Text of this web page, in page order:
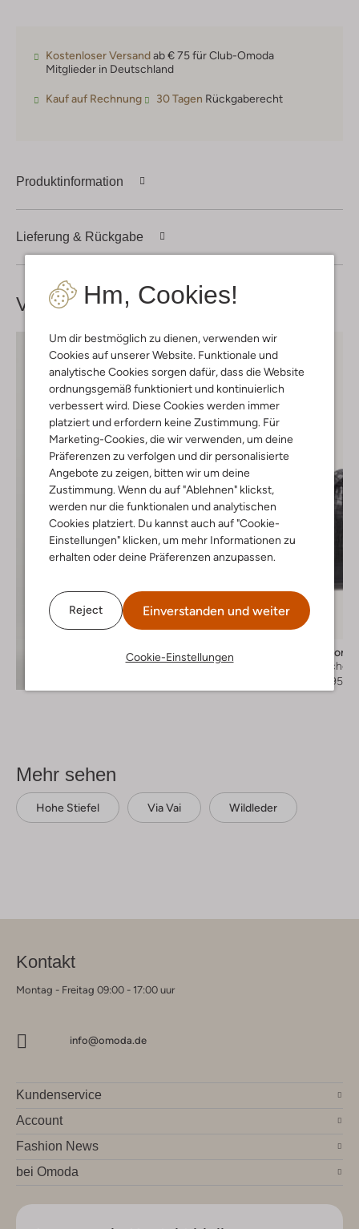
Hm, Cookies!
Um dir bestmöglich zu dienen, verwenden wir
Cookies auf unserer Website. Funktionale und
analytische Cookies sorgen dafür, dass die Website
ordnungsgemäß funktioniert und kontinuierlich
verbessert wird. Diese Cookies werden immer
platziert und erfordern keine Zustimmung. Für
Marketing-Cookies, die wir verwenden, um deine
Präferenzen zu verfolgen und dir personalisierte
Angebote zu zeigen, bitten wir um deine
Zustimmung. Wenn du auf "Ablehnen" klickst,
werden nur die funktionalen und analytischen
Cookies platziert. Du kannst auch auf "Cookie-
Einstellungen" klicken, um mehr Informationen zu
erhalten oder deine Präferenzen anzupassen.
Reject Einverstanden und weiter
Cookie-Einstellungen
Kostenloser Versandab € 75 für Club-Omoda
Mitglieder in Deutschland
Kauf auf Rechnung 30 Tagen Rückgaberecht
Produktinformation
Lieferung & Rückgabe
Vervollständige deinenLook
-40%
Fred De La
Crossbody taschen
€ 89,95
Mehr sehen
Hohe Stiefel Via Vai Wildleder
Kontakt
Montag - Freitag 09:00 - 17:00 uur
info@omoda.de
Kundenservice
Account
Fashion News
bei Omoda